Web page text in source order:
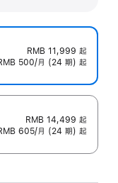
RMB 11,999 起
500/月 (24 期) 起
RMB 14,499 起
605/月 (24 期) 起